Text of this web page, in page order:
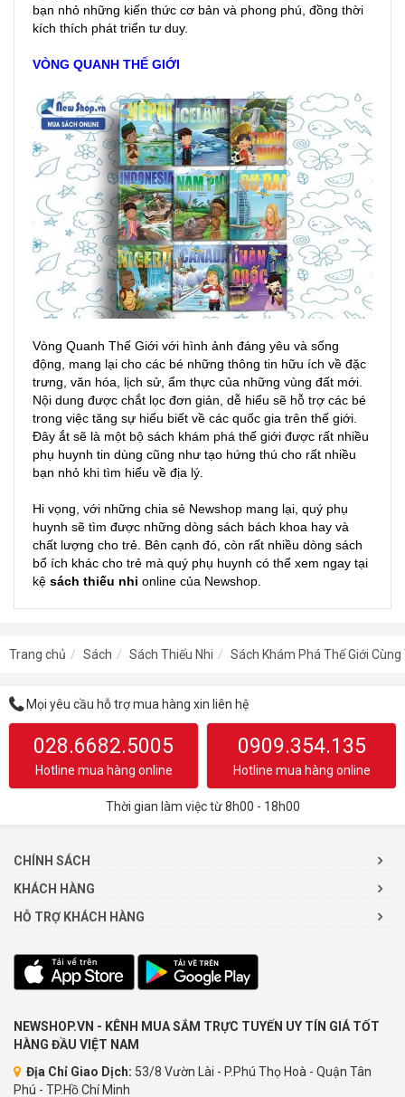
bạn nhỏ những kiến thức cơ bản và phong phú, đồng thời
kích thích phát triển tư duy.
VÒNG QUANH THẾ GIỚI
Vòng Quanh Thế Giới với hình ảnh đáng yêu và sống
động, mang lại cho các bé những thông tin hữu ích về đặc
trưng, văn hóa, lịch sử, ẩm thực của những vùng đất mới.
Nội dung được chắt lọc đơn giản, dễ hiểu sẽ hỗ trợ các bé
trong việc tăng sự hiểu biết về các quốc gia trên thế giới.
Đây ắt sẽ là một bộ sách khám phá thế giới được rất nhiều
phụ huynh tin dùng cũng như tạo hứng thú cho rất nhiều
bạn nhỏ khi tìm hiểu về địa lý.
Hi vọng, với những chia sẻ Newshop mang lại, quý phụ
huynh sẽ tìm được những dòng sách bách khoa hay và
chất lượng cho trẻ. Bên cạnh đó, còn rất nhiều dòng sách
bổ ích khác cho trẻ mà quý phụ huynh có thể xem ngay tại
kệ sách thiếu nhi online của Newshop.
Trang chủ Sách Sách Thiếu Nhi Sách Khám Phá Thế Giới Cùng
Mọi yêu cầu hỗ trợ mua hàng xin liên hệ
028.6682.5005
Hotline mua hàng online
0909.354.135
Hotline mua hàng online
Thời gian làm việc từ 8h00 - 18h00
CHÍNH SÁCH
KHÁCH HÀNG
HỖ TRỢ KHÁCH HÀNG
NEWSHOP.VN - KÊNH MUA SẮM TRỰC TUYẾN UY TÍN GIÁ TỐT
HÀNG ĐẦU VIỆT NAM
Địa Chỉ Giao Dịch: 53/8 Vườn Lài - P.Phú Thọ Hoà - Quận Tân
Phú - TP.Hồ Chí Minh